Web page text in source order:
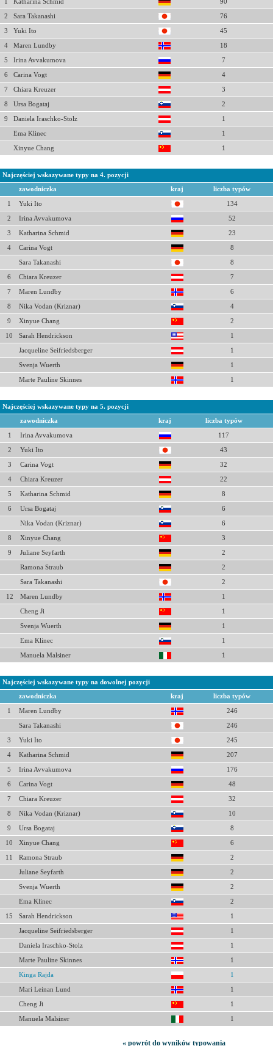
1 Katharina Schmid 90
2 Sara Takanashi 76
3 Yuki Ito 45
4 Maren Lundby 18
5 Irina Avvakumova 7
6 Carina Vogt 4
7 Chiara Kreuzer 3
8 Ursa Bogataj 2
9 Daniela Iraschko-Stolz 1
Ema Klinec 1
Xinyue Chang 1
Najczęściej wskazywane typy na 4. pozycji
zawodniczka kraj liczba typów
1 Yuki Ito 134
2 Irina Avvakumova 52
3 Katharina Schmid 23
4 Carina Vogt 8
Sara Takanashi 8
6 Chiara Kreuzer 7
7 Maren Lundby 6
8 Nika Vodan (Kriznar) 4
9 Xinyue Chang 2
10 Sarah Hendrickson 1
Jacqueline Seifriedsberger 1
Svenja Wuerth 1
Marte Pauline Skinnes 1
Najczęściej wskazywane typy na 5. pozycji
zawodniczka kraj liczba typów
1 Irina Avvakumova 117
2 Yuki Ito 43
3 Carina Vogt 32
4 Chiara Kreuzer 22
5 Katharina Schmid 8
6 Ursa Bogataj 6
Nika Vodan (Kriznar) 6
8 Xinyue Chang 3
9 Juliane Seyfarth 2
Ramona Straub 2
Sara Takanashi 2
12 Maren Lundby 1
Cheng Ji 1
Svenja Wuerth 1
Ema Klinec 1
Manuela Malsiner 1
Najczęściej wskazywane typy na dowolnej pozycji
zawodniczka kraj liczba typów
1 Maren Lundby 246
Sara Takanashi 246
3 Yuki Ito 245
4 Katharina Schmid 207
5 Irina Avvakumova 176
6 Carina Vogt 48
7 Chiara Kreuzer 32
8 Nika Vodan (Kriznar) 10
9 Ursa Bogataj 8
10 Xinyue Chang 6
11 Ramona Straub 2
Juliane Seyfarth 2
Svenja Wuerth 2
Ema Klinec 2
15 Sarah Hendrickson 1
Jacqueline Seifriedsberger 1
Daniela Iraschko-Stolz 1
Marte Pauline Skinnes 1
Kinga Rajda 1
Mari Leinan Lund 1
Cheng Ji 1
Manuela Malsiner 1
« powrót do wyników typowania